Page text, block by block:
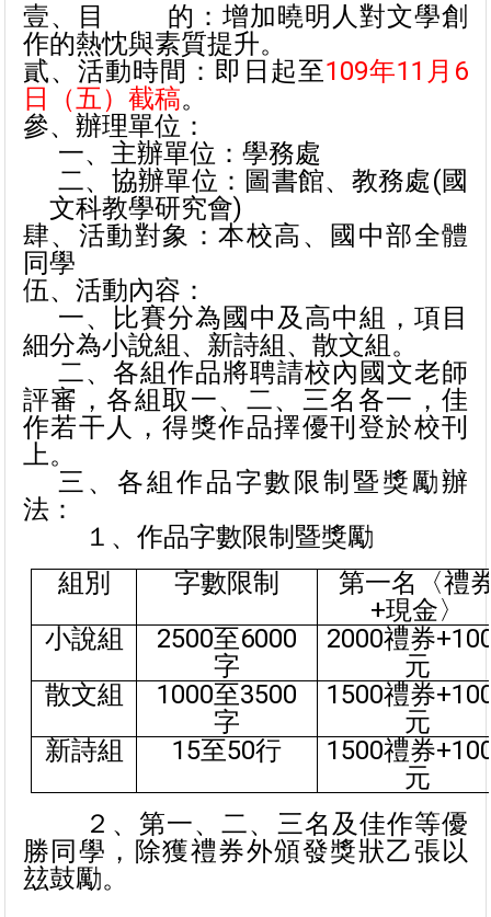
壹、目
的：增加曉明人對文學創
作的熱忱與素質提升。
貳、活動時間：即日起至109年11月6
日（五）截稿。
參、辦理單位：
一、主辦單位：學務處
二、協辦單位：圖書館、教務處(國
文科教學研究會)
肆、活動對象：本校高、國中部全體
同學
伍、活動內容：
一、比賽分為國中及高中組，項目
細分為小說組、新詩組、散文組。
二、各組作品將聘請校內國文老師
評審，各組取一、二、三名各一，佳
作若干人，得獎作品擇優刊登於校刊
上。
三、各組作品字數限制暨獎勵辦
法：
１、作品字數限制暨獎勵
組別
字數限制
第一名〈禮
+現金〉
小說組
2500至6000
字
2000禮券
元
散文組
1000至3500
字
1500禮券
元
新詩組
15至50行 1500禮券
元
２、第一、二、三名及佳作等優
勝同學，除獲禮券外頒發獎狀乙張以
玆鼓勵。